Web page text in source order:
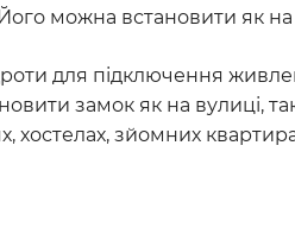
можна встановити як на
для підключення
замок як на вулиці,
хостелах, зйомних